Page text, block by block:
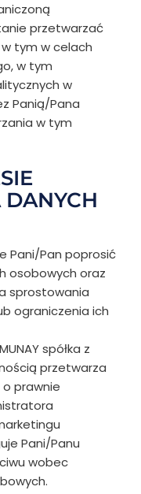
przetwarzać
tym w celach
w tym
w
Panią/Pana
w tym
Pani/Pan poprosić
osobowych oraz
sprostowania
ograniczenia ich
spółka z
przetwarza
prawnie
Pani/Panu
wobec